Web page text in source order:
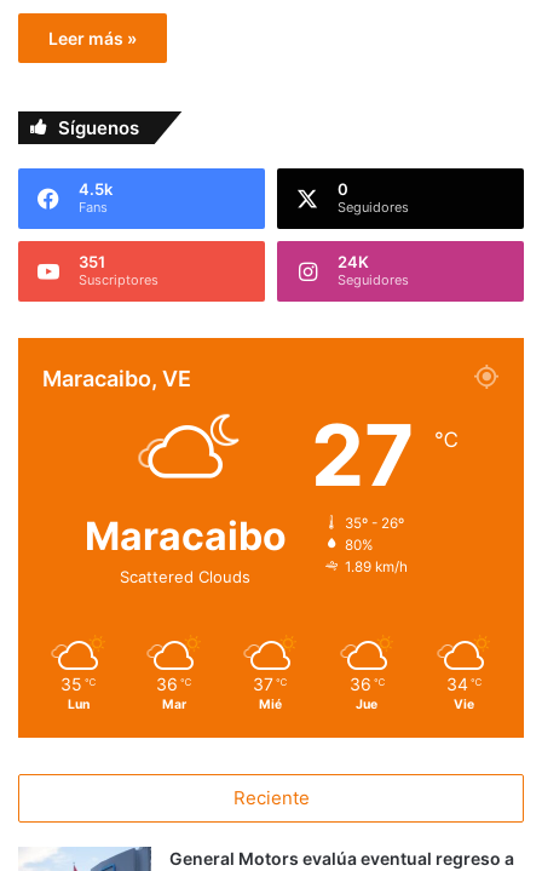
Leer más »
Síguenos
4.5k
Fans
0
Seguidores
351
Suscriptores
24K
Seguidores
Maracaibo, VE
Maracaibo
Scattered Clouds
27 ℃
35º - 26º
80%
1.89 km/h
35 ℃
Lun
36 ℃
Mar
37 ℃
Mié
36 ℃
Jue
34 ℃
Vie
Reciente
General Motors evalúa eventual regreso a